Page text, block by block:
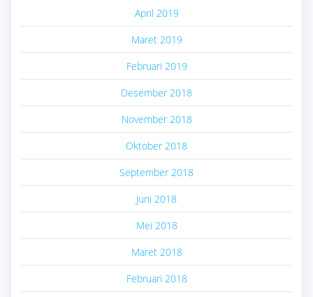
April 2019
Maret 2019
Februari 2019
Desember 2018
November 2018
Oktober 2018
September 2018
Juni 2018
Mei 2018
Maret 2018
Februari 2018